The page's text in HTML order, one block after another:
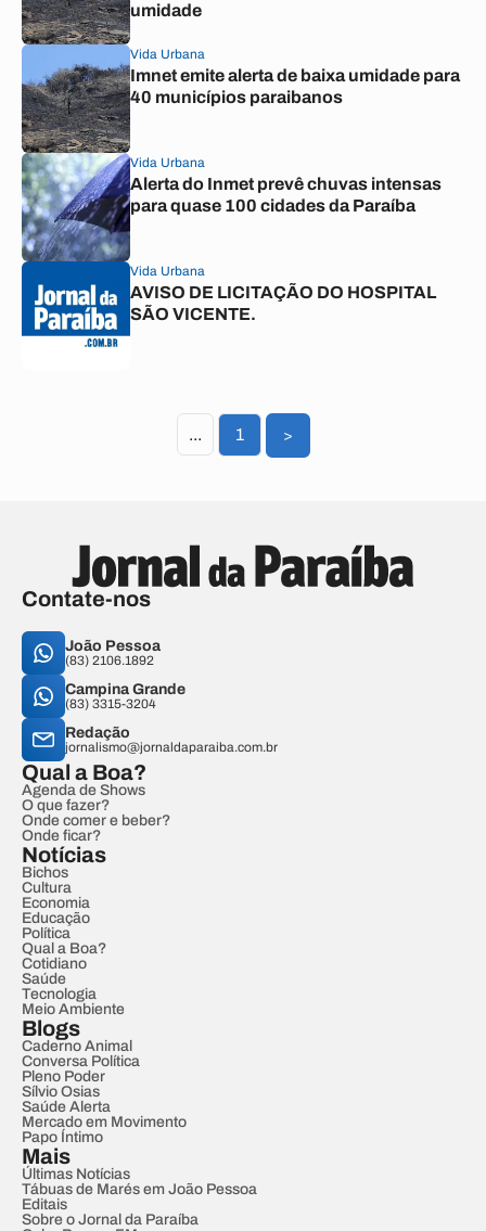
umidade
Vida Urbana
Imnet emite alerta de baixa umidade para
40 municípios paraibanos
Vida Urbana
Alerta do Inmet prevê chuvas intensas
para quase 100 cidades da Paraíba
Vida Urbana
AVISO DE LICITAÇÃO DO HOSPITAL
SÃO VICENTE.
... 1 >
Contate-nos
João Pessoa
(83) 2106.1892
Campina Grande
(83) 3315-3204
Redação
jornalismo@jornaldaparaiba.com.br
Qual a Boa?
Agenda de Shows
O que fazer?
Onde comer e beber?
Onde ficar?
Notícias
Bichos
Cultura
Economia
Educação
Política
Qual a Boa?
Cotidiano
Saúde
Tecnologia
Meio Ambiente
Blogs
Caderno Animal
Conversa Política
Pleno Poder
Sílvio Osias
Saúde Alerta
Mercado em Movimento
Papo Íntimo
Mais
Últimas Notícias
Tábuas de Marés em João Pessoa
Editais
Sobre o Jornal da Paraíba